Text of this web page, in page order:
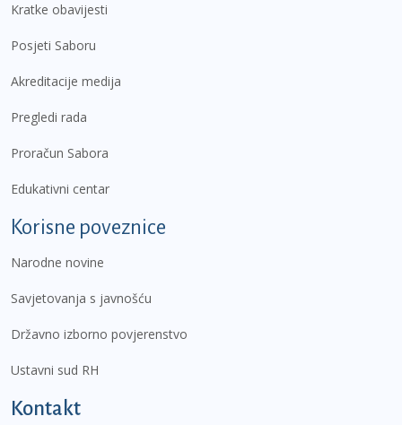
Kratke obavijesti
Posjeti Saboru
Akreditacije medija
Pregledi rada
Proračun Sabora
Edukativni centar
Korisne poveznice
Narodne novine
Savjetovanja s javnošću
Državno izborno povjerenstvo
Ustavni sud RH
Kontakt